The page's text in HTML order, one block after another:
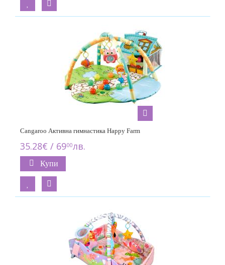
Cangaroo Активна гимнастика Happy Farm
35.28€ / 6900лв.
Купи